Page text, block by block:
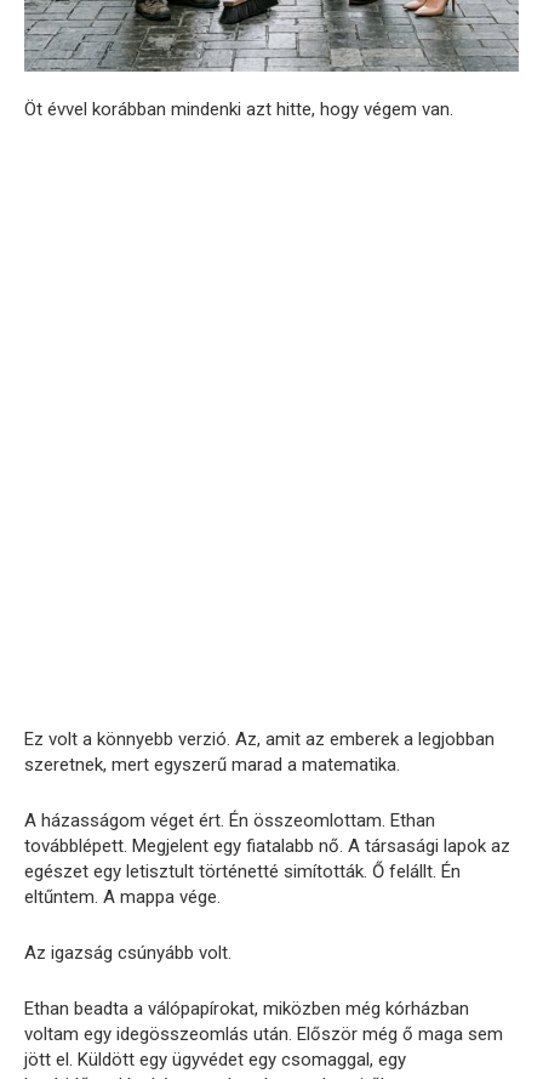
Öt évvel korábban mindenki azt hitte, hogy végem van.
Ez volt a könnyebb verzió. Az, amit az emberek a legjobban
szeretnek, mert egyszerű marad a matematika.
A házasságom véget ért. Én összeomlottam. Ethan
továbblépett. Megjelent egy fiatalabb nő. A társasági lapok az
egészet egy letisztult történetté simították. Ő felállt. Én
eltűntem. A mappa vége.
Az igazság csúnyább volt.
Ethan beadta a válópapírokat, miközben még kórházban
voltam egy idegösszeomlás után. Először még ő maga sem
jött el. Küldött egy ügyvédet egy csomaggal, egy